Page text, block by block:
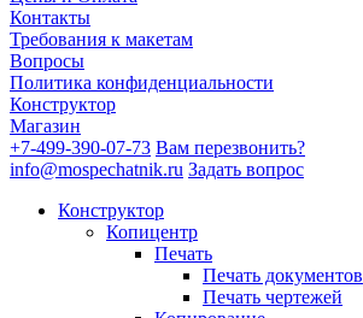
Контакты
Требования к макетам
Вопросы
Политика конфиденциальности
Конструктор
Магазин
+7-499-390-07-73 Вам перезвонить?
info@mospechatnik.ru Задать вопрос
Конструктор
Копицентр
Печать
Печать документов
Печать чертежей